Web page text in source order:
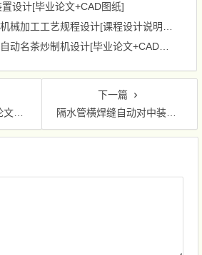
设计[毕业论文+CAD图纸]
工工艺规程设计[课程设计说明书+CAD图纸]
名茶炒制机设计[毕业论文+CAD图纸]
纸)
下一篇
隔水管横焊缝自动对中装置底座的设计[毕业论文+图纸]